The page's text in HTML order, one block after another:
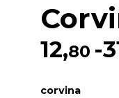
12,80 -
€12
corvina